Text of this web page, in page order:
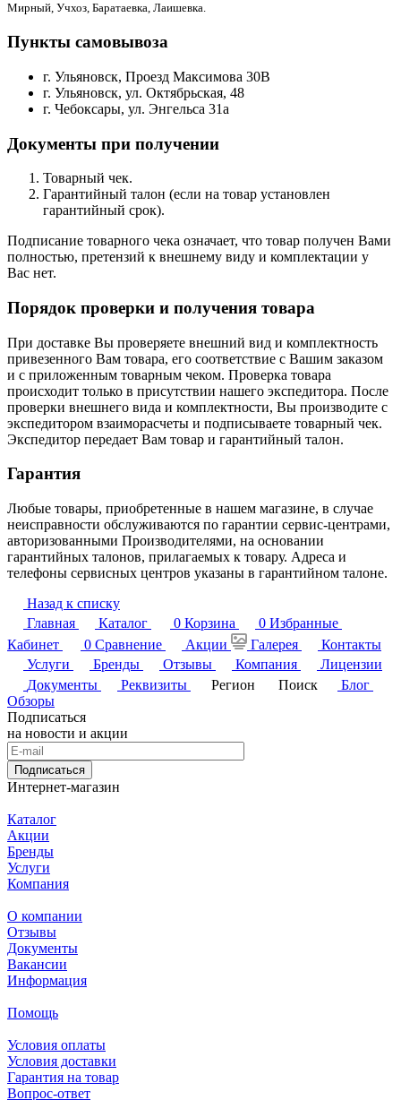
Мирный, Учхоз, Баратаевка, Лаишевка.
Пункты самовывоза
г. Ульяновск, Проезд Максимова 30В
г. Ульяновск, ул. Октябрьская, 48
г. Чебоксары, ул. Энгельса 31а
Документы при получении
Товарный чек.
Гарантийный талон (если на товар установлен
гарантийный срок).
Подписание товарного чека означает, что товар получен Вами
полностью, претензий к внешнему виду и комплектации у
Вас нет.
Порядок проверки и получения товара
При доставке Вы проверяете внешний вид и комплектность
привезенного Вам товара, его соответствие с Вашим заказом
и с приложенным товарным чеком. Проверка товара
происходит только в присутствии нашего экспедитора. После
проверки внешнего вида и комплектности, Вы производите с
экспедитором взаиморасчеты и подписываете товарный чек.
Экспедитор передает Вам товар и гарантийный талон.
Гарантия
Любые товары, приобретенные в нашем магазине, в случае
неисправности обслуживаются по гарантии сервис-центрами,
авторизованными Производителями, на основании
гарантийных талонов, прилагаемых к товару. Адреса и
телефоны сервисных центров указаны в гарантийном талоне.
Назад к списку
Главная
Каталог 0 Корзина 0 Избранные
Кабинет
0 Сравнение Акции Галерея
Контакты
Услуги
Бренды Отзывы Компания
Лицензии
Документы
Реквизиты Регион Поиск
Блог
Обзоры
Подписаться
на новости и акции
Подписаться
Интернет-магазин
Каталог
Акции
Бренды
Услуги
Компания
О компании
Отзывы
Документы
Вакансии
Информация
Помощь
Условия оплаты
Условия доставки
Гарантия на товар
Вопрос-ответ